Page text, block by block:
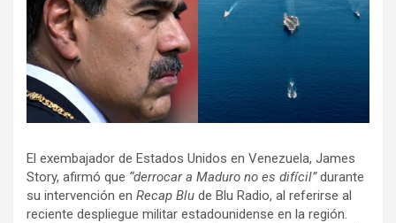
El exembajador de Estados Unidos en Venezuela, James
Story, afirmó que “derrocar a Maduro no es difícil”durante
su intervención en Recap Blu de Blu Radio, al referirse al
reciente despliegue militar estadounidense en la región.